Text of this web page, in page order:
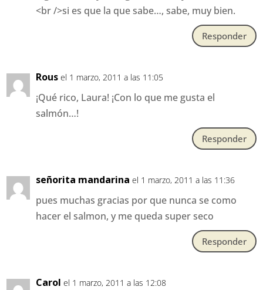
<br />si es que la que sabe…, sabe, muy bien.
Responder
Rous el 1 marzo, 2011 a las 11:05
¡Qué rico, Laura! ¡Con lo que me gusta el
salmón…!
Responder
señorita mandarina el 1 marzo, 2011 a las 11:36
pues muchas gracias por que nunca se como
hacer el salmon, y me queda super seco
Responder
Carol el 1 marzo, 2011 a las 12:08